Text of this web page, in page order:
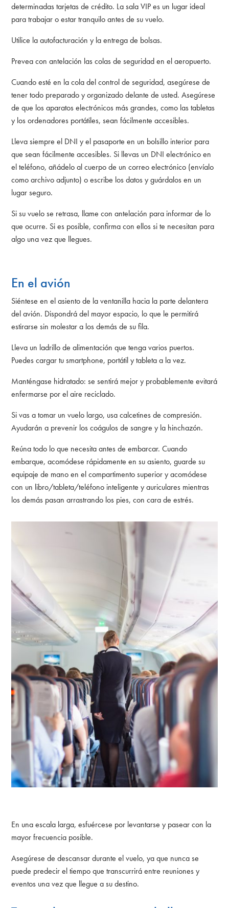
determinadas tarjetas de crédito. La sala VIP es un lugar ideal
para trabajar o estar tranquilo antes de su vuelo.
Utilice la autofacturación y la entrega de bolsas.
Prevea con antelación las colas de seguridad en el aeropuerto.
Cuando esté en la cola del control de seguridad, asegúrese de
tener todo preparado y organizado delante de usted. Asegúrese
de que los aparatos electrónicos más grandes, como las tabletas
y los ordenadores portátiles, sean fácilmente accesibles.
Lleva siempre el DNI y el pasaporte en un bolsillo interior para
que sean fácilmente accesibles. Si llevas un DNI electrónico en
el teléfono, añádelo al cuerpo de un correo electrónico (envíalo
como archivo adjunto) o escribe los datos y guárdalos en un
lugar seguro.
Si su vuelo se retrasa, llame con antelación para informar de lo
que ocurre. Si es posible, confirma con ellos si te necesitan para
algo una vez que llegues.
En el avión
Siéntese en el asiento de la ventanilla hacia la parte delantera
del avión. Dispondrá del mayor espacio, lo que le permitirá
estirarse sin molestar a los demás de su fila.
Lleva un ladrillo de alimentación que tenga varios puertos.
Puedes cargar tu smartphone, portátil y tableta a la vez.
Manténgase hidratado: se sentirá mejor y probablemente evitará
enfermarse por el aire reciclado.
Si vas a tomar un vuelo largo, usa calcetines de compresión.
Ayudarán a prevenir los coágulos de sangre y la hinchazón.
Reúna todo lo que necesita antes de embarcar. Cuando
embarque, acomódese rápidamente en su asiento, guarde su
equipaje de mano en el compartimento superior y acomódese
con un libro/tableta/teléfono inteligente y auriculares mientras
los demás pasan arrastrando los pies, con cara de estrés.
En una escala larga, esfuércese por levantarse y pasear con la
mayor frecuencia posible.
Asegúrese de descansar durante el vuelo, ya que nunca se
puede predecir el tiempo que transcurrirá entre reuniones y
eventos una vez que llegue a su destino.